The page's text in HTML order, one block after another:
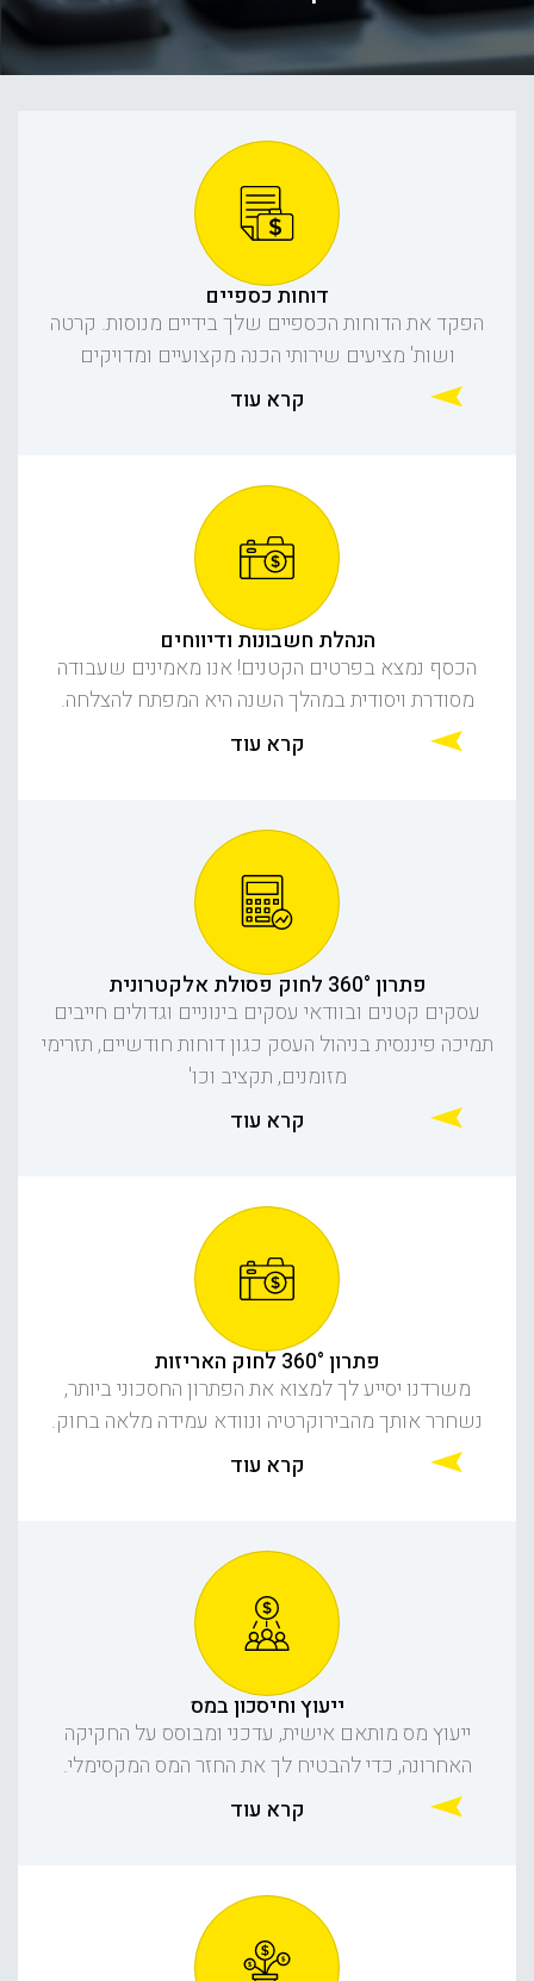
דוחות כספיים
הפקד את הדוחות הכספיים שלך בידיים מנוסות. קרטה
ושות' מציעים שירותי הכנה מקצועיים ומדויקים
קרא עוד
הנהלת חשבונות ודיווחים
הכסף נמצא בפרטים הקטנים! אנו מאמינים שעבודה
מסודרת ויסודית במהלך השנה היא המפתח להצלחה.
קרא עוד
פתרון 360° לחוק פסולת אלקטרונית
עסקים קטנים ובוודאי עסקים בינוניים וגדולים חייבים
תמיכה פיננסית בניהול העסק כגון דוחות חודשיים, תזרימי
מזומנים, תקציב וכו'
קרא עוד
פתרון 360° לחוק האריזות
משרדנו יסייע לך למצוא את הפתרון החסכוני ביותר,
נשחרר אותך מהבירוקרטיה ונוודא עמידה מלאה בחוק.
קרא עוד
ייעוץ וחיסכון במס
ייעוץ מס מותאם אישית, עדכני ומבוסס על החקיקה
האחרונה, כדי להבטיח לך את החזר המס המקסימלי.
קרא עוד